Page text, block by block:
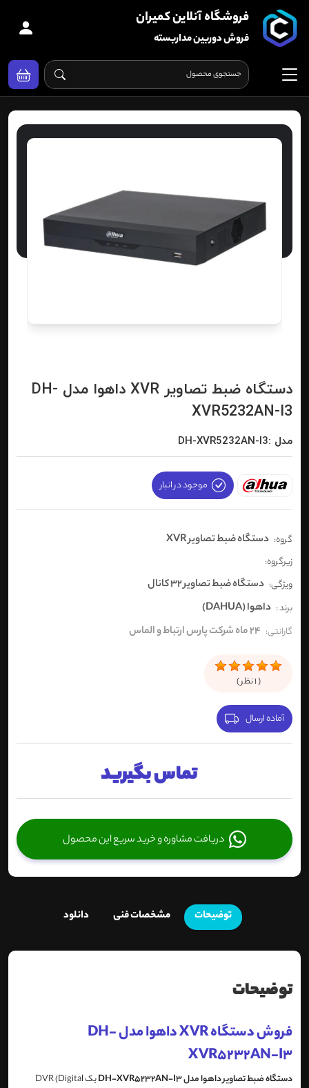
فروشگاه آنلاین کمیران
فروش دوربین مداربسته
دستگاه ضبط تصاویر XVR داهوا مدل DH-
XVR5232AN-I3
مدل :DH-XVR5232AN-I3
موجود در انبار
گروه: دستگاه ضبط تصاویر XVR
زیرگروه:
ویژگی: دستگاه ضبط تصاویر 32 کانال
برند : داهوا (DAHUA)
گارانتی: 24 ماه شرکت پارس ارتباط و الماس
(
1نظر )
آماده ارسال
تماس بگیرید
دریافت مشاوره و خرید سریع این محصول
توضیحات مشخصات فنی دانلود
توضیحات
فروش دستگاه XVR داهوا مدل DH-
XVR5232AN-I3
دستگاه ضبط تصاویر داهوا مدل DH-XVR5232AN-I3
یک DVR (Digital